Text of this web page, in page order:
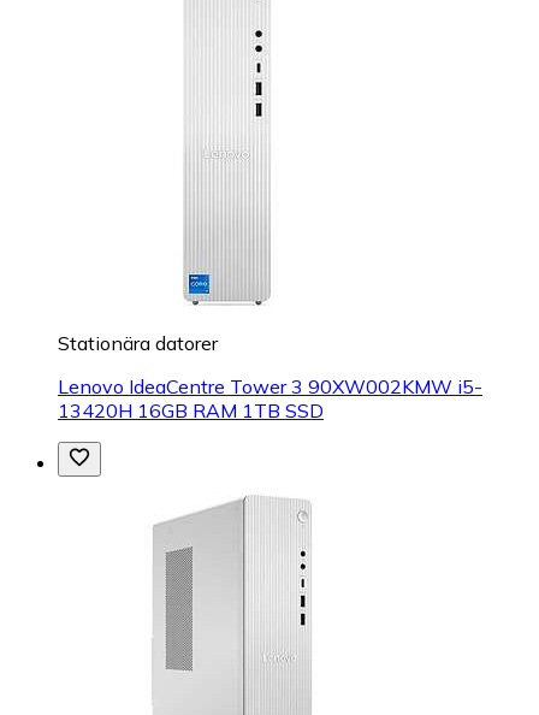
Stationära datorer
Lenovo IdeaCentre Tower 3 90XW002KMW i5-
13420H 16GB RAM 1TB SSD